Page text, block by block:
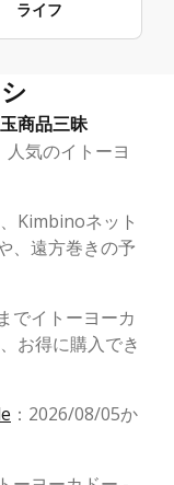
ライフ
商品三昧
気のイトーヨ
Kimbinoネット
、遠方巻きの予
でイトーヨーカ
お得に購入でき
：2026/08/05か